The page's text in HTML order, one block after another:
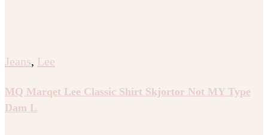
Jeans, Lee
MQ Marqet Lee Classic Shirt Skjortor Not MY Type
Dam L